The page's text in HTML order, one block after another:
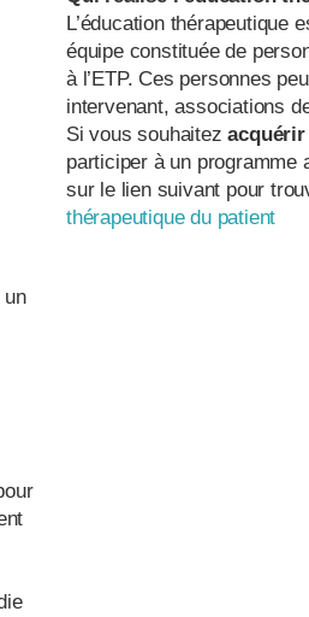
L’éducation thérapeutique
équipe constituée de
à l’ETP. Ces personnes
intervenant, associations
Si vous souhaitezacquérir
participer à un programme
sur le lien suivant pour
thérapeutique du patient